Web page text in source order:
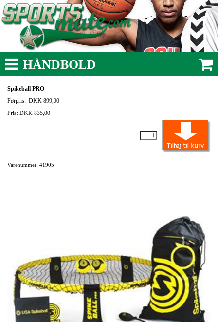
HÅNDBOLD
Spikeball PRO
Førpris:DKK 899,00
Pris: DKK 835,00
Varenummer: 41905